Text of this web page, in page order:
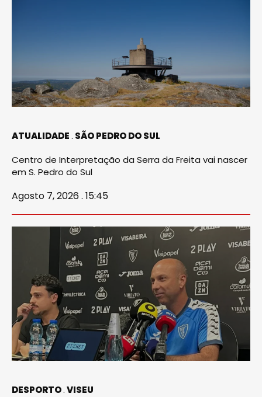
ATUALIDADE SÃO PEDRO DO SUL
Centro de Interpretação da Serra da Freita vai nascer
em S. Pedro do Sul
Agosto 7, 2026 . 15:45
DESPORTO VISEU